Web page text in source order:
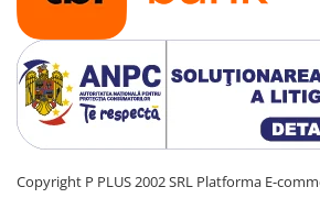
Copyright P PLUS 2002 SRL Platforma E-